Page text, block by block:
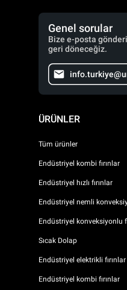
Genel sorular
Bize e-posta
geri döneceğiz.
ÜRÜNLER
Tüm ürünler
Endüstriyel kombi fırınlar
Endüstriyel hızlı fırınlar
Endüstriyel nemli
Endüstriyel konveksiyonlu
Sıcak Dolap
Endüstriyel elektrikli fırınlar
Endüstriyel kombi fırınlar